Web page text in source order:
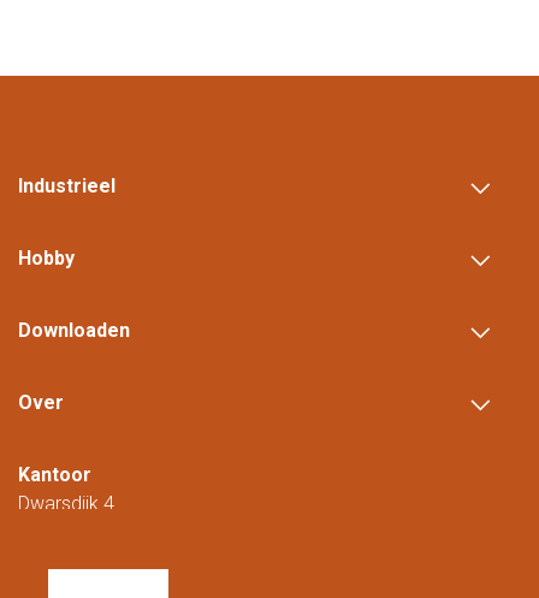
Industrieel
Hobby
Downloaden
Over
Kantoor
Dwarsdijk 4